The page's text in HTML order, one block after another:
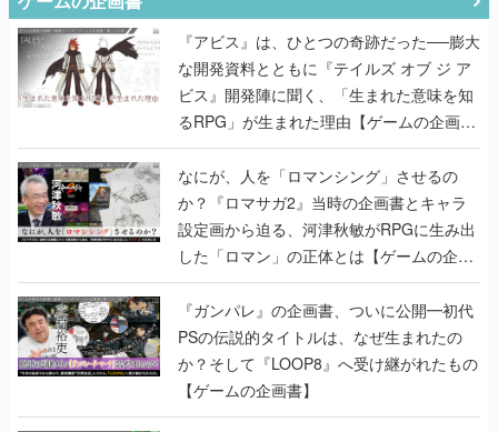
『アビス』は、ひとつの奇跡だった──膨大
な開発資料とともに『テイルズ オブ ジ ア
ビス』開発陣に聞く、「生まれた意味を知
るRPG」が生まれた理由【ゲームの企画
書】
なにが、人を「ロマンシング」させるの
か？『ロマサガ2』当時の企画書とキャラ
設定画から迫る、河津秋敏がRPGに生み出
した「ロマン」の正体とは【ゲームの企画
書】
『ガンパレ』の企画書、ついに公開━初代
PSの伝説的タイトルは、なぜ生まれたの
か？そして『LOOP8』へ受け継がれたもの
【ゲームの企画書】